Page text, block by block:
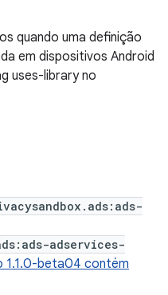
quando uma definição
em dispositivos Android
uses-library no
adservices-
1.1.0-beta04 contém